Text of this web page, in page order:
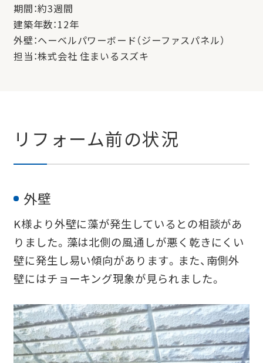
期間：約3週間
建築年数：12年
外壁：ヘーベルパワーボード（ジーファスパネル）
担当：株式会社 住まいるスズキ
リフォーム前の状況
外壁
K様より外壁に藻が発生しているとの相談があ
りました。藻は北側の風通しが悪く乾きにくい
壁に発生し易い傾向があります。 また、南側外
壁にはチョーキング現象が見られました。